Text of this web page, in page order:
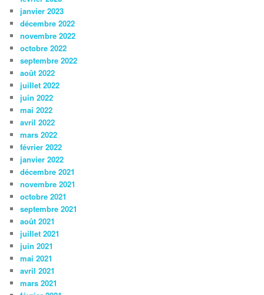
janvier 2023
décembre 2022
novembre 2022
octobre 2022
septembre 2022
août 2022
juillet 2022
juin 2022
mai 2022
avril 2022
mars 2022
février 2022
janvier 2022
décembre 2021
novembre 2021
octobre 2021
septembre 2021
août 2021
juillet 2021
juin 2021
mai 2021
avril 2021
mars 2021